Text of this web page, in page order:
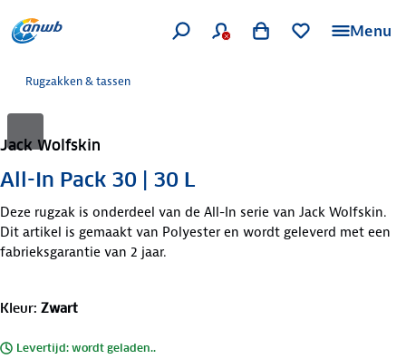
Menu
Rugzakken & tassen
Jack Wolfskin
All-In Pack 30 | 30 L
Deze rugzak is onderdeel van de All-In serie van Jack Wolfskin.
Dit artikel is gemaakt van Polyester en wordt geleverd met een
fabrieksgarantie van 2 jaar.
Kleur: Zwart
Levertijd: wordt geladen..